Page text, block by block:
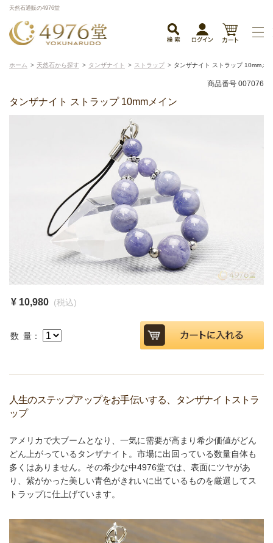
天然石通販の4976堂
ホーム 天然石から探す タンザナイト ストラップ タンザナイト ストラップ 10mmメ
商品番号 007076
タンザナイト ストラップ 10mmメイン
¥ 10,980 (税込)
数 量：
人生のステップアップをお手伝いする、タンザナイトストラ
ップ
アメリカで大ブームとなり、一気に需要が高まり希少価値がどん
どん上がっているタンザナイト。市場に出回っている数量自体も
多くはありません。その希少な中4976堂では、表面にツヤがあ
り、紫がかった美しい青色がきれいに出ているものを厳選してス
トラップに仕上げています。